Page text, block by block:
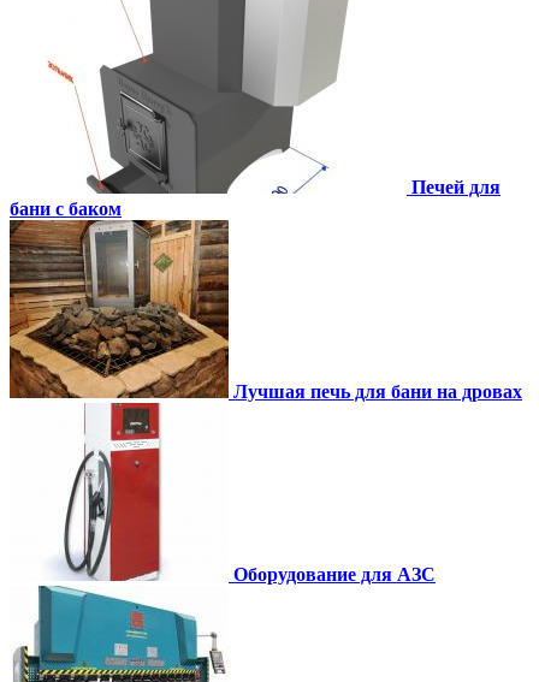
Печей для
бани с баком
Лучшая печь для бани на дровах
Оборудование для АЗС